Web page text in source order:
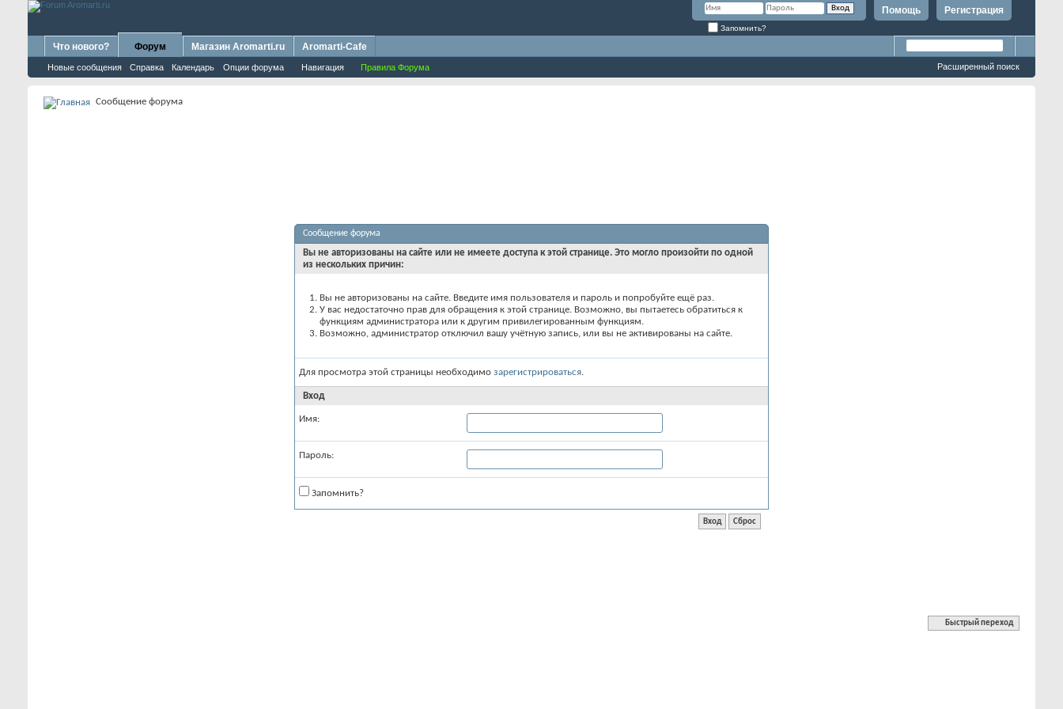
Регистрация
Помощь
Запомнить?
Что нового? Форум
Новые сообщения Справка Календарь Опции форума Навигация Правила Форума
Магазин Aromarti.ru Aromarti-Cafe
Расширенный поиск
Сообщение форума
Сообщение форума
Вы не авторизованы на сайте или не имеете доступа к этой странице. Это могло произойти по одной
из нескольких причин:
Вы не авторизованы на сайте. Введите имя пользователя и пароль и попробуйте ещё раз.
У вас недостаточно прав для обращения к этой странице. Возможно, вы пытаетесь обратиться к
функциям администратора или к другим привилегированным функциям.
Возможно, администратор отключил вашу учётную запись, или вы не активированы на сайте.
Для просмотра этой страницы необходимо зарегистрироваться.
Вход
Имя:
Пароль:
Запомнить?
Быстрый переход